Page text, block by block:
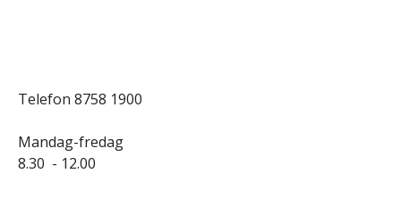
Telefon 8758 1900
Mandag-fredag
8.30 - 12.00